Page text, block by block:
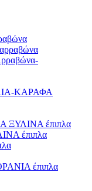
ΚΑΡΑΦΑ
έπιπλα
έπιπλα
έπιπλα